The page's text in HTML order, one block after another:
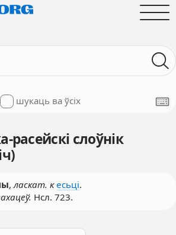
шукаць ва ўсіх
расейскі слоўнік
,ласкат. к есьці.
Нсл. 723.